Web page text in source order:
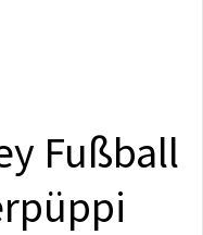
Fußball